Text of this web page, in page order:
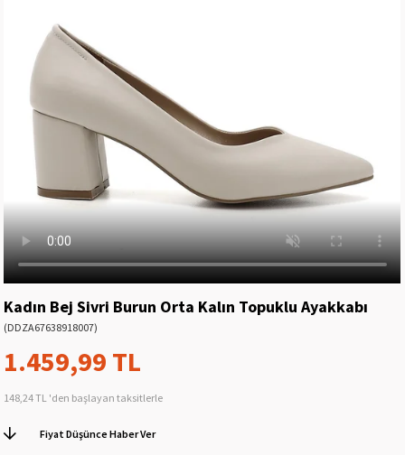
Kadın Bej Sivri Burun Orta Kalın Topuklu Ayakkabı
(DDZA67638918007)
1.459,99 TL
148,24 TL 'den başlayan taksitlerle
Fiyat Düşünce Haber Ver